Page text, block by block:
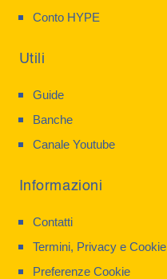
Conto HYPE
Utili
Guide
Banche
Canale Youtube
Informazioni
Contatti
Termini, Privacy e Cookie
Preferenze Cookie